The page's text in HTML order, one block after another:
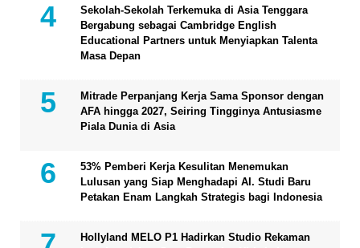
Sekolah-Sekolah Terkemuka di Asia Tenggara
Bergabung sebagai Cambridge English
Educational Partners untuk Menyiapkan Talenta
Masa Depan
Mitrade Perpanjang Kerja Sama Sponsor dengan
AFA hingga 2027, Seiring Tingginya Antusiasme
Piala Dunia di Asia
53% Pemberi Kerja Kesulitan Menemukan
Lulusan yang Siap Menghadapi AI. Studi Baru
Petakan Enam Langkah Strategis bagi Indonesia
Hollyland MELO P1 Hadirkan Studio Rekaman